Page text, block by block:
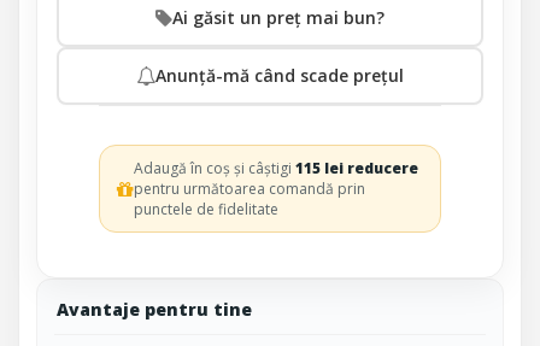
Avantaje pentru tine
Ai găsit un preț mai bun?
Anunță-mă când scade prețul
Adaugă în coș și câștigi115 lei reducere
pentru următoarea comandă prin
punctele de fidelitate